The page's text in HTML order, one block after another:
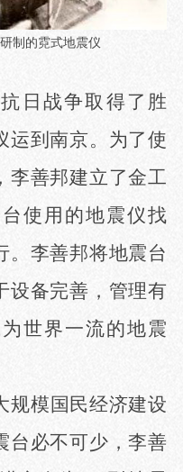
制的霓式地震仪
日战争取得了胜
运到南京。为了使
李善邦建立了金工
使用的地震仪找
。李善邦将地震台
设备完善，管理有
世界一流的地震
规模国民经济建设
台必不可少，李善